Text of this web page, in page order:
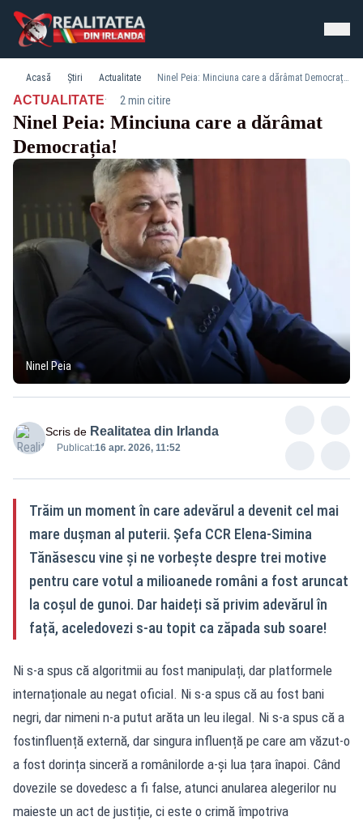
Acasă Știri Actualitate Ninel Peia: Minciuna care a dărâmat Democrația!
ACTUALITATE· 2 min citire
Ninel Peia: Minciuna care a dărâmat
Democrația!
Ninel Peia
Scris de Realitatea din Irlanda
Publicat:16 apr. 2026, 11:52
Trăim un moment în care adevărul a devenit cel mai
mare dușman al puterii. Șefa CCR Elena-Simina
Tănăsescu vine și ne vorbește despre trei motive
pentru care votul a milioanede români a fost aruncat
la coșul de gunoi. Dar haideți să privim adevărul în
față, aceledovezi s-au topit ca zăpada sub soare!
Ni s-a spus că algoritmii au fost manipulați, dar platformele
internaționale au negat oficial. Ni s-a spus că au fost bani
negri, dar nimeni n-a putut arăta un leu ilegal. Ni s-a spus că a
fostinfluență externă, dar singura influență pe care am văzut-o
a fost dorința sinceră a românilorde a-și lua țara înapoi. Când
dovezile se dovedesc a fi false, atunci anularea alegerilor nu
maieste un act de justiție, ci este o crimă împotriva